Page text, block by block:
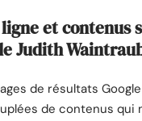
et contenus
Judith
de résultats
de contenus qui